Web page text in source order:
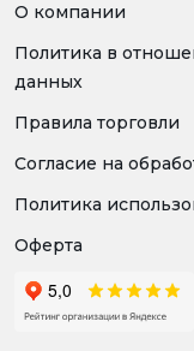
О компании
Политика в
данных
Правила торговли
Согласие на
Политика
Оферта